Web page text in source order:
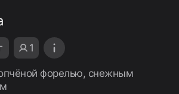
1
форелью, снежным